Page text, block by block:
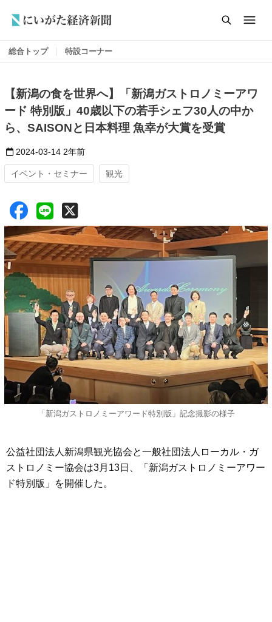
総合トップ 特設コーナー
【新潟の食を世界へ】「新潟ガストロノミーアワ
ード 特別版」40歳以下の若手シェフ30人の中か
ら、SAISONと日本料理 魚幸が大賞を受賞
2024-03-14 2年前
イベント・セミナー 観光
「新潟ガストロノミーアワード特別版」記念撮影の様子
公益社団法人新潟県観光協会と一般社団法人ローカル・ガ
ストロノミー協会は3月13日、「新潟ガストロノミーアワー
ド特別版」を開催した。